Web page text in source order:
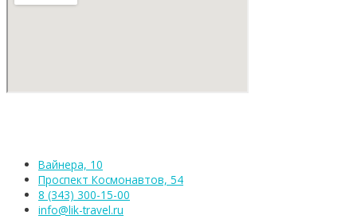
Вайнера, 10
Проспект Космонавтов, 54
8 (343) 300-15-00
info@lik-travel.ru